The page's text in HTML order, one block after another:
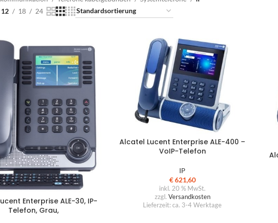
Abverkauf
12
18 24
Enterprise ALE-30, IP-
Telefon, Grau,
Alcatel Lucent Enterprise ALE-400 –
VoIP-Telefon
IP
€621,60
inkl. 20 % MwSt.
zzgl. Versandkosten
Lieferzeit:ca. 3-4 Werktage